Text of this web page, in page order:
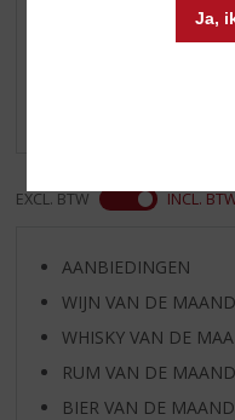
Ja,
EXCL. BTW INCL.
AANBIEDINGEN
WIJN VAN DE MAAND
WHISKY VAN DE
RUM VAN DE MAAND
BIER VAN DE MAAND